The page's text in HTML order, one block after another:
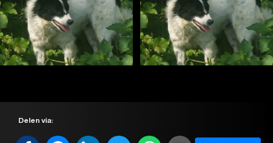
Delen via: